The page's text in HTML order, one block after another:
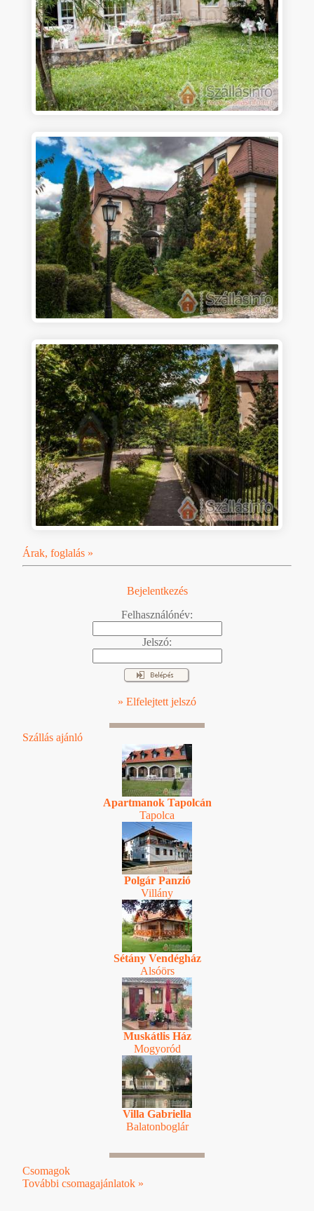
Árak, foglalás »
Bejelentkezés
Felhasználónév:
Jelszó:
» Elfelejtett jelszó
Szállás ajánló
Apartmanok Tapolcán
Tapolca
Polgár Panzió
Villány
Sétány Vendégház
Alsóörs
Muskátlis Ház
Mogyoród
Villa Gabriella
Balatonboglár
Csomagok
További csomagajánlatok »